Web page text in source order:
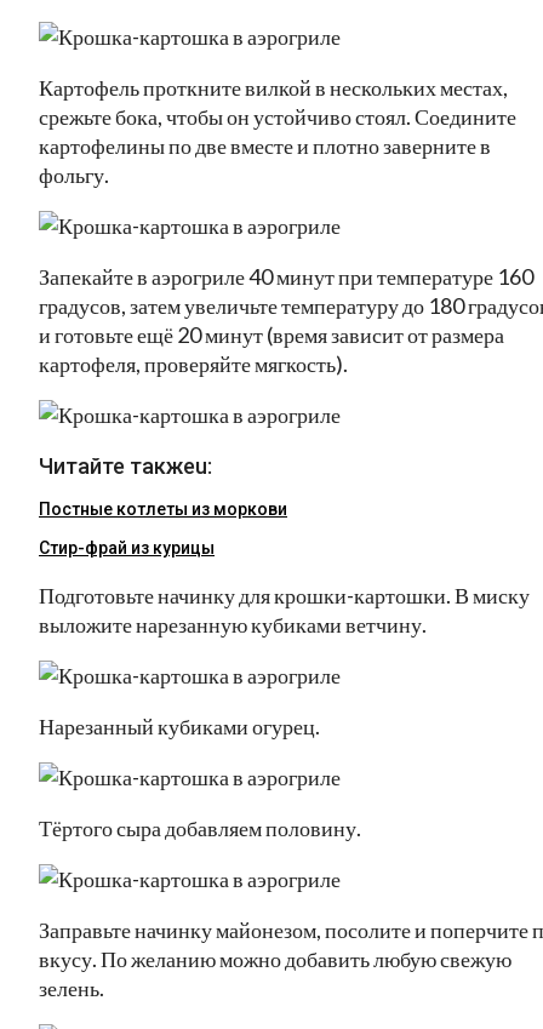
Картофель проткните вилкой в нескольких местах,
срежьте бока, чтобы он устойчиво стоял. Соедините
картофелины по две вместе и плотно заверните в
фольгу.
Запекайте в аэрогриле 40 минут при температуре 160
градусов, затем увеличьте температуру до 180
и готовьте ещё 20 минут (время зависит от размера
картофеля, проверяйте мягкость).
Читайте такжеu:
Постные котлеты из моркови
Стир-фрай из курицы
Подготовьте начинку для крошки-картошки. В миску
выложите нарезанную кубиками ветчину.
Нарезанный кубиками огурец.
Тёртого сыра добавляем половину.
Заправьте начинку майонезом, посолите и поперчите
вкусу. По желанию можно добавить любую свежую
зелень.